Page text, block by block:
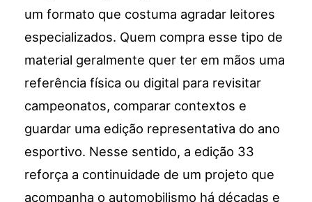
um formato que costuma agradar leitores
especializados. Quem compra esse tipo de
material geralmente quer ter em mãos uma
referência física ou digital para revisitar
campeonatos, comparar contextos e
guardar uma edição representativa do ano
esportivo. Nesse sentido, a edição 33
reforça a continuidade de um projeto que
acompanha o automobilismo há décadas e